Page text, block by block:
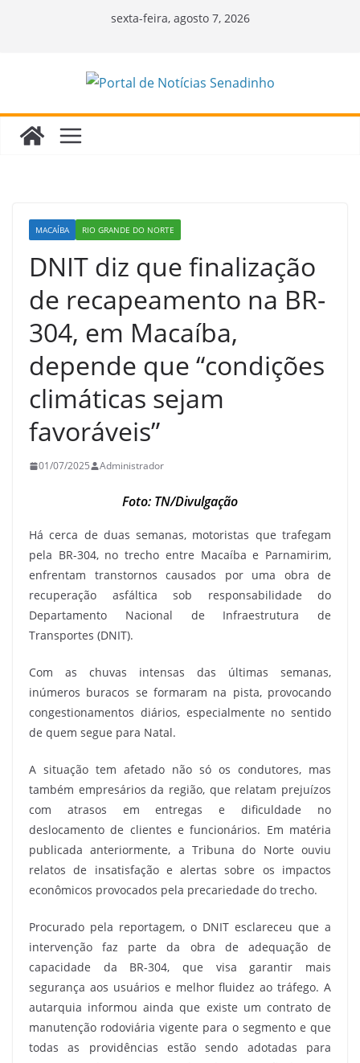
sexta-feira, agosto 7, 2026
MACAÍBA RIO GRANDE DO NORTE
DNIT diz que finalização
de recapeamento na BR-
304, em Macaíba,
depende que “condições
climáticas sejam
favoráveis”
01/07/2025 Administrador
Foto: TN/Divulgação
Há cerca de duas semanas, motoristas que trafegam
pela BR-304, no trecho entre Macaíba e Parnamirim,
enfrentam transtornos causados por uma obra de
recuperação asfáltica sob responsabilidade do
Departamento Nacional de Infraestrutura de
Transportes (DNIT).
Com as chuvas intensas das últimas semanas,
inúmeros buracos se formaram na pista, provocando
congestionamentos diários, especialmente no sentido
de quem segue para Natal.
A situação tem afetado não só os condutores, mas
também empresários da região, que relatam prejuízos
com atrasos em entregas e dificuldade no
deslocamento de clientes e funcionários. Em matéria
publicada anteriormente, a Tribuna do Norte ouviu
relatos de insatisfação e alertas sobre os impactos
econômicos provocados pela precariedade do trecho.
Procurado pela reportagem, o DNIT esclareceu que a
intervenção faz parte da obra de adequação de
capacidade da BR-304, que visa garantir mais
segurança aos usuários e melhor fluidez ao tráfego. A
autarquia informou ainda que existe um contrato de
manutenção rodoviária vigente para o segmento e que
todas as providências estão sendo adotadas para